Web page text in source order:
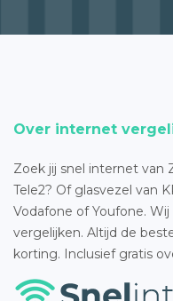
Over internet
Zoek jij snel internet van
Tele2? Of glasvezel van
Vodafone of Youfone.
vergelijken. Altijd de
korting. Inclusief gratis